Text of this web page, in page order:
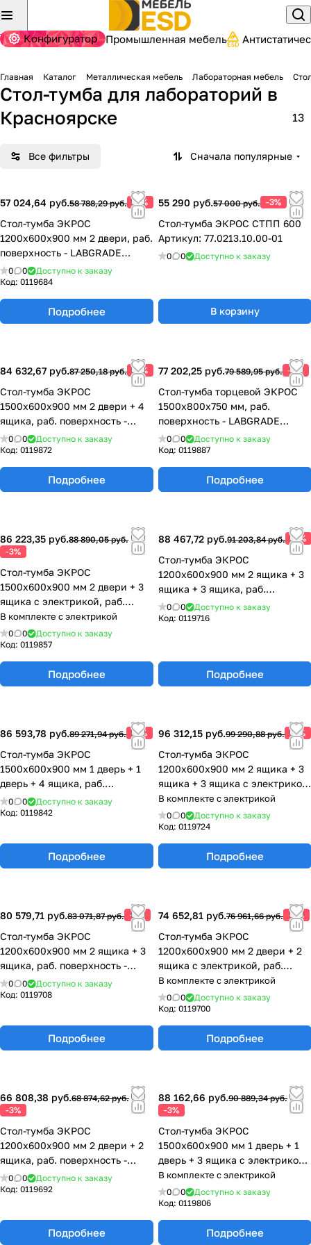
Конфигуратор Промышленная мебель
Главная Каталог Металлическая мебель Лабораторная мебель
Стол-тумба для лабораторий в
Красноярске
13
Все фильтры Сначала популярные
57 024,64 руб.58 788,29 руб. -3%
Стол-тумба ЭКРОС
1200х600х900 мм 2 двери, раб.
поверхность - LABGRADE
77.0131.10.08-01
0 0
Доступно к заказу
Код: 0119684
Подробнее
55 290 руб.57 000 руб. -3%
Стол-тумба ЭКРОС СТПП 600
Артикул: 77.0213.10.00-01
0 0 Доступно к заказу
В корзину
84 632,67 руб.87 250,18 руб. -3%
Стол-тумба ЭКРОС
1500х600х900 мм 2 двери + 4
ящика, раб. поверхность -
LABGRADE 77.0147.10.08-01
0 0
Доступно к заказу
Код: 0119872
Подробнее
77 202,25 руб.79 589,95 руб. -3%
Стол-тумба торцевой ЭКРОС
1500х800х750 мм, раб.
поверхность - LABGRADE
77.0049.10.08
0 0
Доступно к заказу
Код: 0119887
Подробнее
86 223,35 руб.88 890,05 руб.
-3%
Стол-тумба ЭКРОС
1500х600х900 мм 2 двери + 3
ящика с электрикой, раб.
поверхность - LABGRADE
77.0149.10.08-01
В комплекте с электрикой
0 0
Доступно к заказу
Код: 0119857
Подробнее
88 467,72 руб.91 203,84 руб. -3%
Стол-тумба ЭКРОС
1200х600х900 мм 2 ящика + 3
ящика + 3 ящика, раб.
поверхность - LABGRADE
77.0137.10.08-01
0 0
Доступно к заказу
Код: 0119716
Подробнее
86 593,78 руб.89 271,94 руб. -3%
Стол-тумба ЭКРОС
1500х600х900 мм 1 дверь + 1
дверь + 4 ящика, раб.
поверхность - LABGRADE
77.0151.10.08-01
0 0
Доступно к заказу
Код: 0119842
Подробнее
96 312,15 руб.99 290,88 руб. -3%
Стол-тумба ЭКРОС
1200х600х900 мм 2 ящика + 3
ящика + 3 ящика с электрикой,
раб. поверхность - LABGRADE
77.0139.10.08-01
В комплекте с электрикой
0 0
Доступно к заказу
Код: 0119724
Подробнее
80 579,71 руб.83 071,87 руб. -3%
Стол-тумба ЭКРОС
1200х600х900 мм 2 ящика + 3
ящика, раб. поверхность -
LABGRADE 77.0141.10.08-01
0 0
Доступно к заказу
Код: 0119708
Подробнее
74 652,81 руб.76 961,66 руб. -3%
Стол-тумба ЭКРОС
1200х600х900 мм 2 двери + 2
ящика с электрикой, раб.
поверхность - LABGRADE
77.0135.10.08-01
В комплекте с электрикой
0 0
Доступно к заказу
Код: 0119700
Подробнее
66 808,38 руб.68 874,62 руб.
-3%
Стол-тумба ЭКРОС
1200х600х900 мм 2 двери + 2
ящика, раб. поверхность -
LABGRADE 77.0133.10.08-01
0 0
Доступно к заказу
Код: 0119692
Подробнее
88 162,66 руб.90 889,34 руб.
-3%
Стол-тумба ЭКРОС
1500х600х900 мм 1 дверь + 1
дверь + 3 ящика с электрикой,
раб. поверхность - LABGRADE
77.0153.10.08-01
В комплекте с электрикой
0 0
Доступно к заказу
Код: 0119806
Подробнее